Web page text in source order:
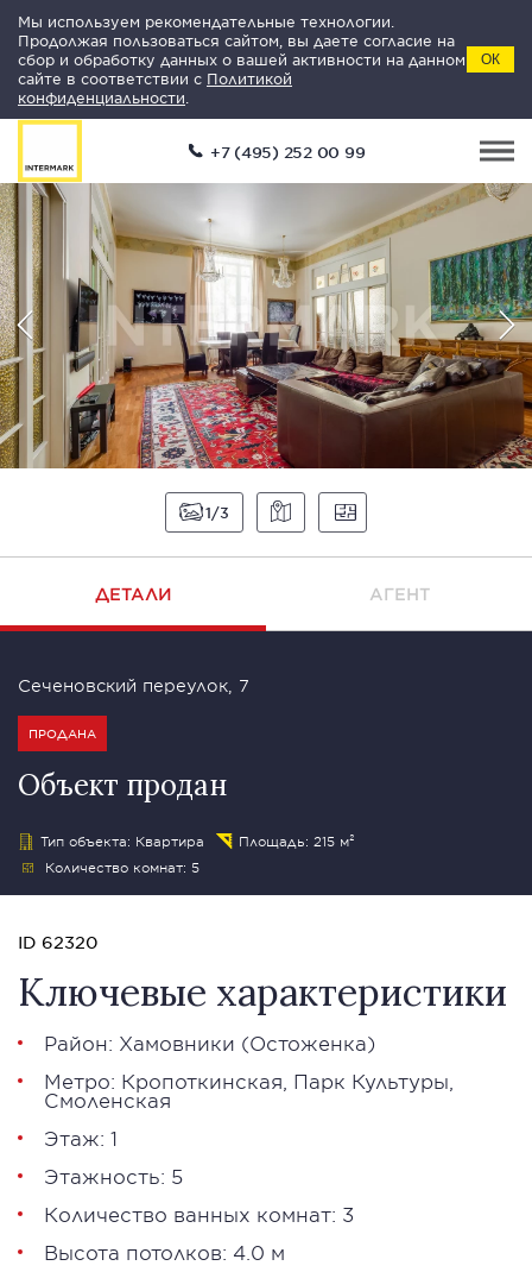
Мы используем рекомендательные технологии.
Продолжая пользоваться сайтом, вы даете согласие на
сбор и обработку данных о вашей активности на данном
сайте в соответствии с Политикой
конфиденциальности
ОК
+7 (495) 252 00 99
1 3
ДЕТАЛИ АГЕНТ
Сеченовский переулок, 7
ПРОДАНА
Объект продан
Тип объекта: Квартира
Площадь: 215 м²
Количество комнат: 5
ID 62320
Ключевые характеристики
Район: Хамовники (Остоженка)
Метро: Кропоткинская Парк Культуры
Смоленская
Этаж: 1
Этажность: 5
Количество ванных комнат: 3
Высота потолков: 4.0 м